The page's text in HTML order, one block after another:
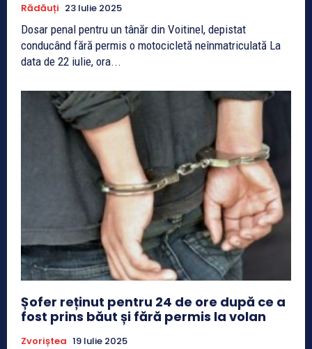
Rădăuți 23 Iulie 2025
Dosar penal pentru un tânăr din Voitinel, depistat
conducând fără permis o motocicletă neînmatriculată La
data de 22 iulie, ora...
Șofer reținut pentru 24 de ore după ce a
fost prins băut și fără permis la volan
Zvoriștea 19 Iulie 2025